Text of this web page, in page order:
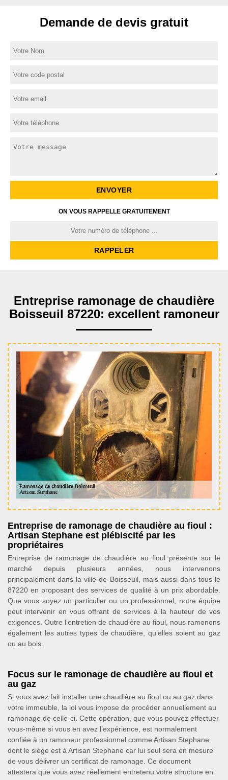
Demande de devis gratuit
ON VOUS RAPPELLE GRATUITEMENT
Entreprise ramonage de chaudière
Boisseuil 87220: excellent ramoneur
Entreprise de ramonage de chaudière au fioul :
Artisan Stephane est plébiscité par les
propriétaires
Entreprise de ramonage de chaudière au fioul présente sur le
marché depuis plusieurs années, nous intervenons
principalement dans la ville de Boisseuil, mais aussi dans tous le
87220 en proposant des services de qualité à un prix abordable.
Que vous soyez un particulier ou un professionnel, notre équipe
peut intervenir en vous offrant de services à la hauteur de vos
exigences. Outre l’entretien de chaudière au fioul, nous ramonons
également les autres types de chaudière, qu’elles soient au gaz
ou au bois.
Focus sur le ramonage de chaudière au fioul et
au gaz
Si vous avez fait installer une chaudière au fioul ou au gaz dans
votre immeuble, la loi vous impose de procéder annuellement au
ramonage de celle-ci. Cette opération, que vous pouvez effectuer
vous-même si vous en avez l’expérience, est normalement
confiée à un ramoneur professionnel comme Artisan Stephane
dont le siège est à Artisan Stephane car lui seul sera en mesure
de vous délivrer un certificat de ramonage. Ce document
attestera que vous avez réellement entretenu votre structure en